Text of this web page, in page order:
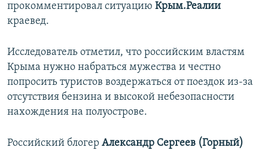
прокомментировал ситуацию Крым.Реалии
краевед.
Исследователь отметил, что российским властям
Крыма нужно набраться мужества и честно
попросить туристов воздержаться от поездок из-за
отсутствия бензина и высокой небезопасности
нахождения на полуострове.
Российский блогер Александр Сергеев (Горный)